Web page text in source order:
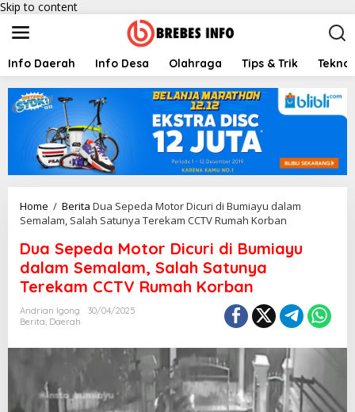
Skip to content
Info Daerah Info Desa Olahraga Tips & Trik
Home / Berita Dua Sepeda Motor Dicuri di Bumiayu dalam
Semalam, Salah Satunya Terekam CCTV Rumah Korban
Dua Sepeda Motor Dicuri di Bumiayu
dalam Semalam, Salah Satunya
Terekam CCTV Rumah Korban
Andrian Igong
30/04/2025
Berita, Daerah